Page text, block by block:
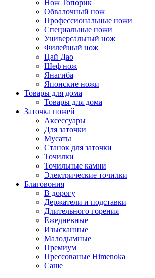
Нож Топорик
Обвалочный нож
Профессиональные ножи
Специальные ножи
Универсальный нож
Филейный нож
Цай Дао
Шеф нож
Янагиба
Японские ножи
Товары для дома
Товары для дома
Заточка ножей
Аксессуары
Для заточки
Мусаты
Станок для заточки
Точилки
Точильные камни
Электрические точилки
Благовония
В дорогу
Держатели и подставки
Длительного горения
Ежедневные
Изысканные
Малодымные
Премиум
Прессованые Himenoka
Саше